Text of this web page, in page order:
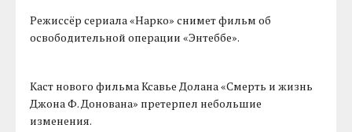
Режиссёр сериала «Нарко» снимет фильм об
освободительной операции «Энтеббе».
Каст нового фильма Ксавье Долана «Смерть и жизнь
Джона Ф. Донована» претерпел небольшие
изменения.